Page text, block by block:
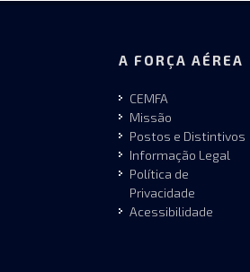
A FORÇA AÉREA
CEMFA
Missão
Postos e Distintivos
Informação Legal
Política de
Privacidade
Acessibilidade